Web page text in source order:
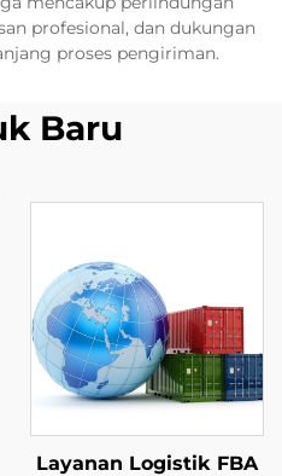
profesional, dan dukungan
proses pengiriman.
Baru
Layanan Logistik FBA